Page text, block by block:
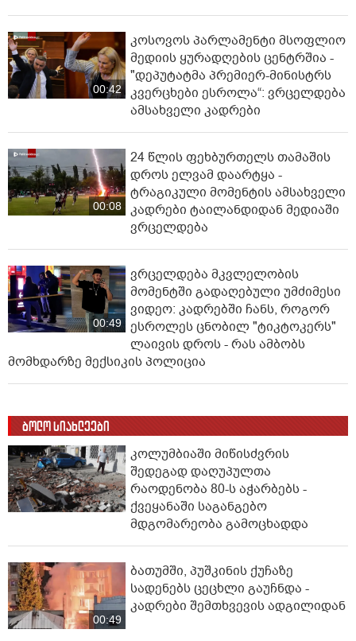
00:42
კოსოვოს პარლამენტი მსოფლიო
მედიის ყურადღების ცენტრშია -
"დეპუტატმა პრემიერ-მინისტრს
კვერცხები ესროლა“: ვრცელდება
ამსახველი კადრები
00:08
24 წლის ფეხბურთელს თამაშის
დროს ელვამ დაარტყა -
ტრაგიკული მომენტის ამსახველი
კადრები ტაილანდიდან მედიაში
ვრცელდება
00:49
ვრცელდება მკვლელობის
მომენტში გადაღებული უმძიმესი
ვიდეო: კადრებში ჩანს, როგორ
ესროლეს ცნობილ "ტიკტოკერს"
ლაივის დროს - რას ამბობს
მომხდარზე მექსიკის პოლიცია
ბოლო სიახლეები
კოლუმბიაში მიწისძვრის
შედეგად დაღუპულთა
რაოდენობა 80-ს აჭარბებს -
ქვეყანაში საგანგებო
მდგომარეობა გამოცხადდა
00:49
ბათუმში, პუშკინის ქუჩაზე
სადენებს ცეცხლი გაუჩნდა -
კადრები შემთხვევის ადგილიდან